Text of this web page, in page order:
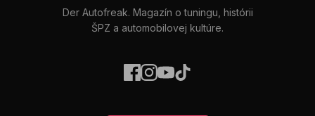
Der Autofreak. Magazín o tuningu, histórii
ŠPZ a automobilovej kultúre.